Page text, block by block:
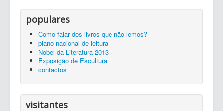
populares
Como falar dos livros que não lemos?
plano nacional de leitura
Nobel da Literatura 2013
Exposição de Escultura
contactos
visitantes